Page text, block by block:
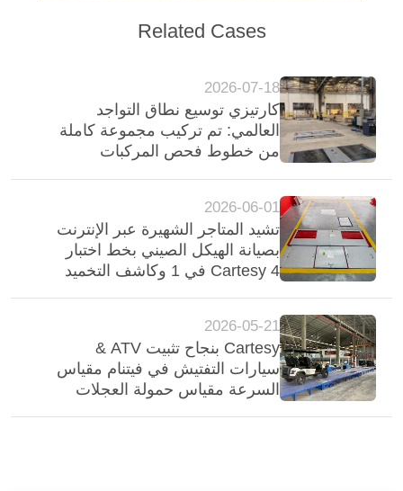
Related Cases
2026-07-18
كارتيزي توسيع نطاق التواجد
العالمي: تم تركيب مجموعة كاملة
من خطوط فحص المركبات
2026-06-01
تشيد المتاجر الشهيرة عبر الإنترنت
بصيانة الهيكل الصيني بخط اختبار
Cartesy 4 في 1 وكاشف التخميد
2026-05-21
Cartesy بنجاح تثبيت ATV &
سيارات التفتيش في فيتنام مقياس
السرعة مقياس حمولة العجلات